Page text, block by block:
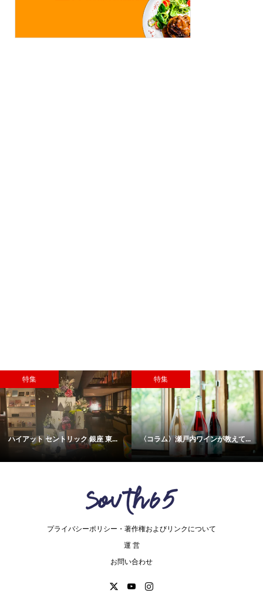
特集
ハイアット セントリック 銀座 東...
特集
〈コラム〉瀬戸内ワインが教えて...
プライバシーポリシー・著作権およびリンクについて
運 営
お問い合わせ